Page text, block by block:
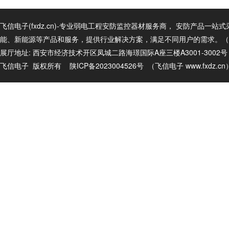
飞信电子(fxdz.cn)-专业弱电工程安防监控器材服务商， 安防产品一站
能、新能源等产品和服务，提供行业解决方案，满足不同用户的需求
展厅地址: 西安市经济技术开区凤城二路海璟国际A座三楼A3001-3002
飞信电子 版权所有 陕ICP备2023004526号 （飞信电子 www.fxdz.cn